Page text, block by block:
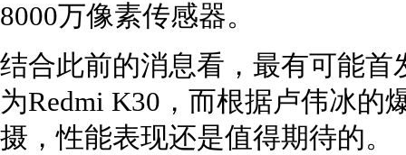
8000万像素传感器。
结合此前的消息看，最有可能
为Redmi K30，而根据卢伟冰的
摄，性能表现还是值得期待的。